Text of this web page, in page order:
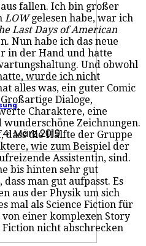
4. März 2019
fallen. Ich bin großer
LOWgelesen habe, war ich
Last Days of American
Nun habe ich das neue
in der Hand und hatte
Und obwohl
wurde ich nicht
alles was, ein guter Comic
Dialoge,
Charaktere, eine
wunderschöne Zeichnungen.
dass die Hälfte der Gruppe
wie zum Beispiel der
Assistentin, sind.
bis hinten sehr gut
man gut aufpasst. Es
aus der Physik um sich
mal als Science Fiction für
einer komplexen Story
nicht abschrecken